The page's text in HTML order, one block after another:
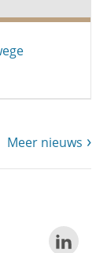
Meer nieuws